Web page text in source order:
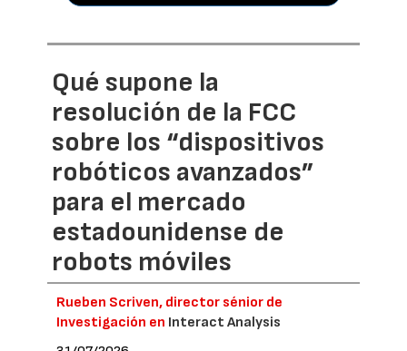
Qué supone la
resolución de la FCC
sobre los “dispositivos
robóticos avanzados”
para el mercado
estadounidense de
robots móviles
Rueben Scriven, director sénior de
Investigación en Interact Analysis